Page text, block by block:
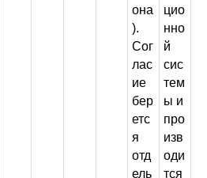
она
).
Сог
лас
ие
бер
етс
я
отд
ель
цио
нно
й
сис
тем
ы и
про
изв
оди
тся